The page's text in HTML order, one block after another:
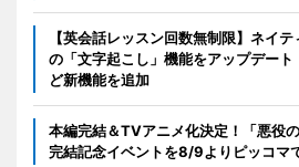
【英会話レッスン回数無制限】ネイ
の「文字起こし」機能をアップデー
ど新機能を追加
本編完結＆TVアニメ化決定！「悪役
完結記念イベントを8/9よりピッコマ